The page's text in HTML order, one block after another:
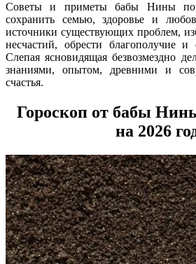
Советы и приметы бабы Нины
сохранить семью, здоровье и
источники существующих проблем,
несчастий, обрести благополучие и
Слепая ясновидящая безвозмездно
знаниями, опытом, древними и
счастья.
Гороскоп от бабы
на 2026